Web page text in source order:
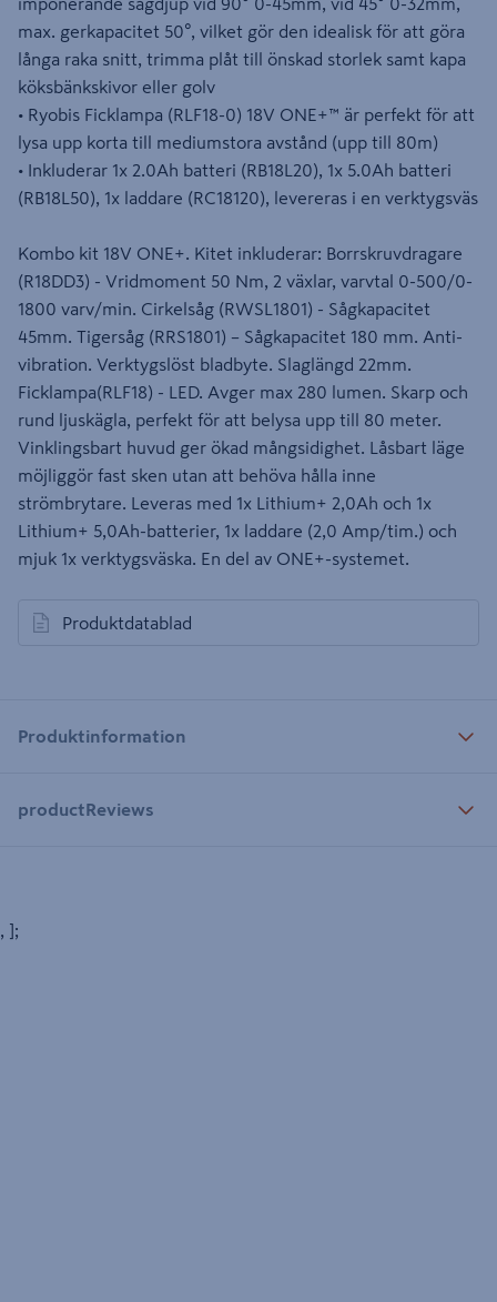
max. gerkapacitet 50°, vilket gör den idealisk för att göra
långa raka snitt, trimma plåt till önskad storlek samt kapa
köksbänkskivor eller golv
• Ryobis Ficklampa (RLF18-0) 18V ONE+™ är perfekt för att
lysa upp korta till mediumstora avstånd (upp till 80m)
• Inkluderar 1x 2.0Ah batteri (RB18L20), 1x 5.0Ah batteri
(RB18L50), 1x laddare (RC18120), levereras i en verktygsväs
Kombo kit 18V ONE+. Kitet inkluderar: Borrskruvdragare
(R18DD3) - Vridmoment 50 Nm, 2 växlar, varvtal 0-500/0-
1800 varv/min. Cirkelsåg (RWSL1801) - Sågkapacitet
45mm. Tigersåg (RRS1801) – Sågkapacitet 180 mm. Anti-
vibration. Verktygslöst bladbyte. Slaglängd 22mm.
Ficklampa(RLF18) - LED. Avger max 280 lumen. Skarp och
rund ljuskägla, perfekt för att belysa upp till 80 meter.
Vinklingsbart huvud ger ökad mångsidighet. Låsbart läge
möjliggör fast sken utan att behöva hålla inne
strömbrytare. Leveras med 1x Lithium+ 2,0Ah och 1x
Lithium+ 5,0Ah-batterier, 1x laddare (2,0 Amp/tim.) och
mjuk 1x verktygsväska. En del av ONE+-systemet.
Produktdatablad
öppnas i en ny flik
Produktinformation
productReviews
, ];